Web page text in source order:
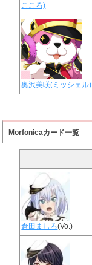
こころ)
奥沢美咲(ミッシェル)
Morfonicaカード一覧
倉田ましろ(Vo.)